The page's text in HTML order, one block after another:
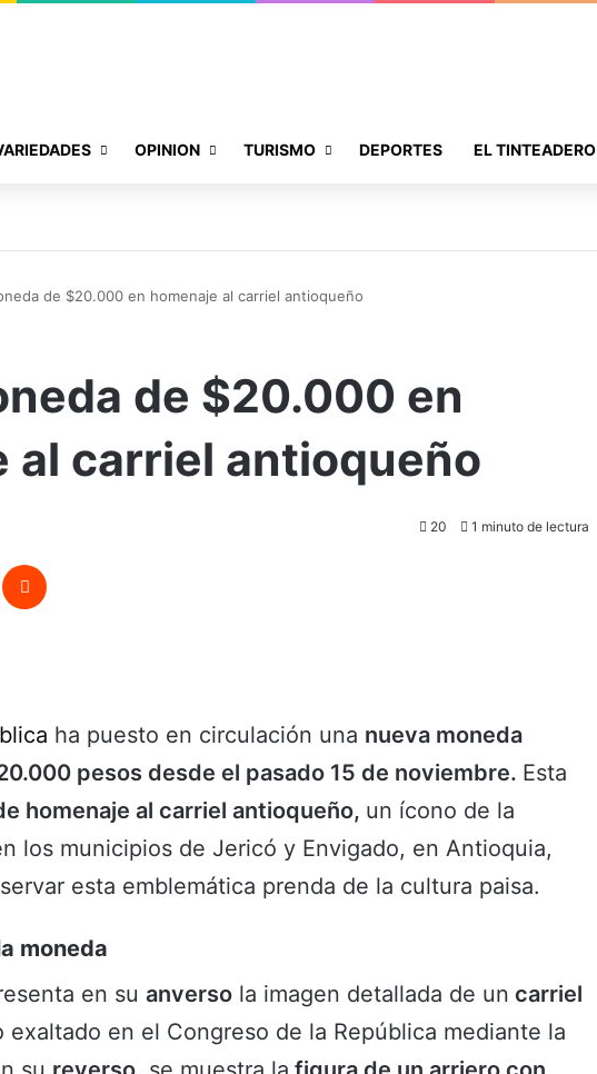
OPINION TURISMO DEPORTES EL TINTEADERO
de $20.000 en homenaje al carriel antioqueño
de $20.000 en
al carriel antioqueño
20 1 minuto de lectura
Pinterest
ha puesto en circulación una nueva moneda
pesos desde el pasado 15 de noviembre. Esta
homenaje al carriel antioqueño, un ícono de la
los municipios de Jericó y Envigado, en Antioquia,
esta emblemática prenda de la cultura paisa.
moneda
en su anverso la imagen detallada de un carriel
exaltado en el Congreso de la República mediante la